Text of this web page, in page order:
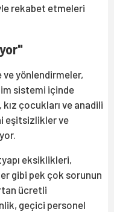
rekabet etmeleri
ve yönlendirmeler,
sistemi içinde
çocukları ve anadili
eşitsizlikler ve
eksiklikleri,
gibi pek çok sorunun
ücretli
geçici personel